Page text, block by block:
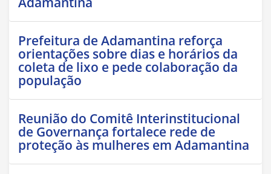
Prefeitura de Adamantina reforça
orientações sobre dias e horários da
coleta de lixo e pede colaboração da
população
Reunião do Comitê Interinstitucional
de Governança fortalece rede de
proteção às mulheres em Adamantina